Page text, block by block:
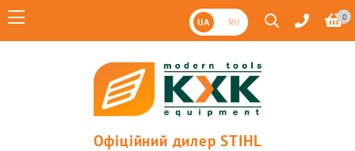
UA RU 0
Офіційний дилер STIHL